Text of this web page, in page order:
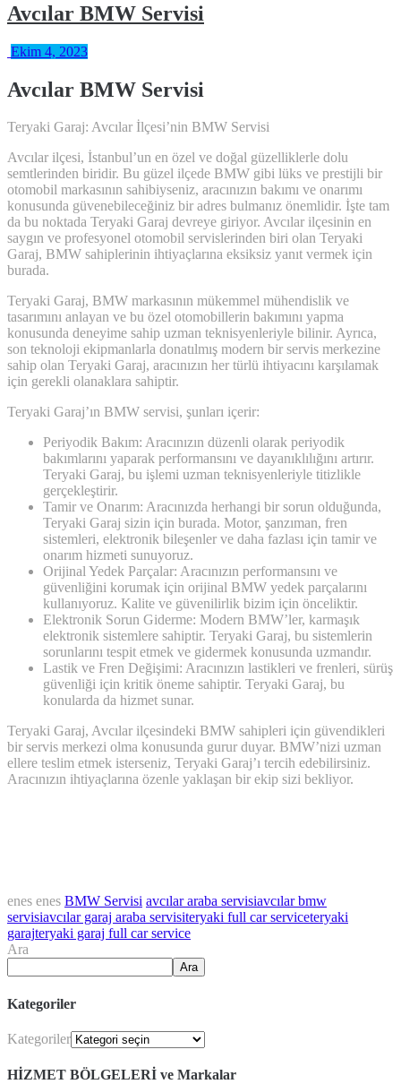
Avcılar BMW Servisi
Ekim 4, 2023
Avcılar BMW Servisi
Teryaki Garaj: Avcılar İlçesi’nin BMW Servisi
Avcılar ilçesi, İstanbul’un en özel ve doğal güzelliklerle dolu
semtlerinden biridir. Bu güzel ilçede BMW gibi lüks ve prestijli bir
otomobil markasının sahibiyseniz, aracınızın bakımı ve onarımı
konusunda güvenebileceğiniz bir adres bulmanız önemlidir. İşte tam
da bu noktada Teryaki Garaj devreye giriyor. Avcılar ilçesinin en
saygın ve profesyonel otomobil servislerinden biri olan Teryaki
Garaj, BMW sahiplerinin ihtiyaçlarına eksiksiz yanıt vermek için
burada.
Teryaki Garaj, BMW markasının mükemmel mühendislik ve
tasarımını anlayan ve bu özel otomobillerin bakımını yapma
konusunda deneyime sahip uzman teknisyenleriyle bilinir. Ayrıca,
son teknoloji ekipmanlarla donatılmış modern bir servis merkezine
sahip olan Teryaki Garaj, aracınızın her türlü ihtiyacını karşılamak
için gerekli olanaklara sahiptir.
Teryaki Garaj’ın BMW servisi, şunları içerir:
Periyodik Bakım: Aracınızın düzenli olarak periyodik
bakımlarını yaparak performansını ve dayanıklılığını artırır.
Teryaki Garaj, bu işlemi uzman teknisyenleriyle titizlikle
gerçekleştirir.
Tamir ve Onarım: Aracınızda herhangi bir sorun olduğunda,
Teryaki Garaj sizin için burada. Motor, şanzıman, fren
sistemleri, elektronik bileşenler ve daha fazlası için tamir ve
onarım hizmeti sunuyoruz.
Orijinal Yedek Parçalar: Aracınızın performansını ve
güvenliğini korumak için orijinal BMW yedek parçalarını
kullanıyoruz. Kalite ve güvenilirlik bizim için önceliktir.
Elektronik Sorun Giderme: Modern BMW’ler, karmaşık
elektronik sistemlere sahiptir. Teryaki Garaj, bu sistemlerin
sorunlarını tespit etmek ve gidermek konusunda uzmandır.
Lastik ve Fren Değişimi: Aracınızın lastikleri ve frenleri, sürüş
güvenliği için kritik öneme sahiptir. Teryaki Garaj, bu
konularda da hizmet sunar.
Teryaki Garaj, Avcılar ilçesindeki BMW sahipleri için güvendikleri
bir servis merkezi olma konusunda gurur duyar. BMW’nizi uzman
ellere teslim etmek isterseniz, Teryaki Garaj’ı tercih edebilirsiniz.
Aracınızın ihtiyaçlarına özenle yaklaşan bir ekip sizi bekliyor.
enes enes BMW Servisi avcılar araba servisiavcılar bmw
servisiavcılar garaj araba servisiteryaki full car serviceteryaki
garajteryaki garaj full car service
Ara
Ara
Kategoriler
Kategoriler
HİZMET BÖLGELERİ ve Markalar